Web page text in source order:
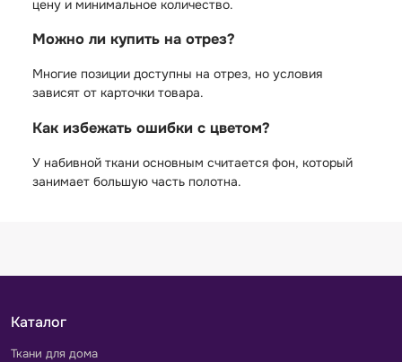
цену и минимальное количество.
Можно ли купить на отрез?
Многие позиции доступны на отрез, но условия
зависят от карточки товара.
Как избежать ошибки с цветом?
У набивной ткани основным считается фон, который
занимает большую часть полотна.
Каталог
Ткани для дома